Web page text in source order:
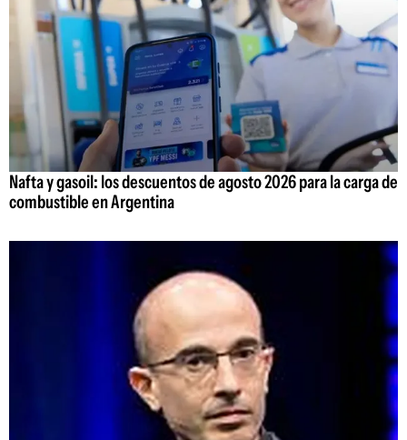
Nafta y gasoil: los descuentos de agosto 2026 para la carga de
combustible en Argentina